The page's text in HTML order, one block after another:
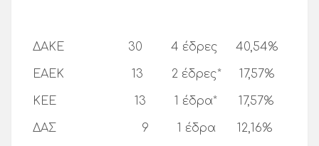
ΔΑΚΕ 30 4 έδρες 40,54%
ΕΑΕΚ 13 2 έδρες* 17,57%
ΚΕΕ 13 1 έδρα* 17,57%
ΔΑΣ 9 1 έδρα 12,16%